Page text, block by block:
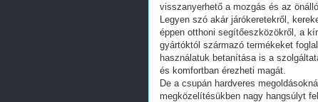
visszanyerhető a mozgás és az
Legyen szó akár járókeretekről,
éppen otthoni segítőeszközökről, a
gyártóktól származó termékeket
használatuk betanítása is a
és komfortban érezheti magát.
De a csupán hardveres
megközelítésükben nagy hangsúlyt